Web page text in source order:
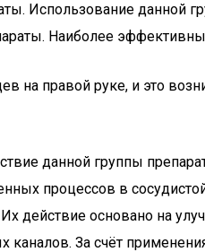
Использование данной
Наиболее
на правой руке, и это
данной группы
процессов в
действие основано на
каналов. За счёт